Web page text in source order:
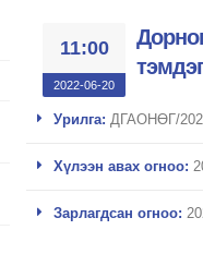
11:00
2022-06-20
Урилга: ДГАОНӨГ/
Хүлээн авах огноо:
Зарлагдсан огноо: